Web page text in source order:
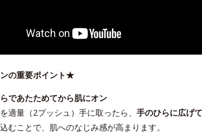
の重要ポイント★
あたためてから肌にオン
適量（2プッシュ）手に取ったら、 手のひらに広げ
むことで、肌へのなじみ感が高まります。